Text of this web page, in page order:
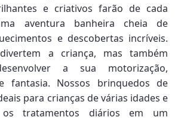
e criativos farão de cada
aventura banheira cheia de
e descobertas incríveis.
a criança, mas também
a sua motorização,
fantasia. Nossos brinquedos de
para crianças de várias idades e
os tratamentos diários em um